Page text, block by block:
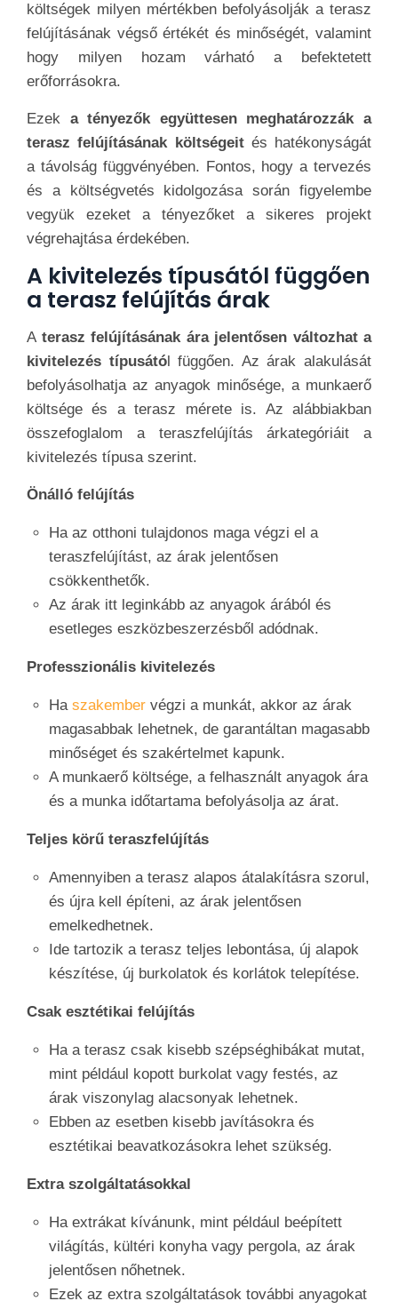
költségek milyen mértékben befolyásolják a terasz
felújításának végső értékét és minőségét, valamint
hogy milyen hozam várható a befektetett
erőforrásokra.
Ezek a tényezők együttesen meghatározzák a
terasz felújításának költségeités hatékonyságát
a távolság függvényében. Fontos, hogy a tervezés
és a költségvetés kidolgozása során figyelembe
vegyük ezeket a tényezőket a sikeres projekt
végrehajtása érdekében.
A kivitelezés típusától függően
a terasz felújítás árak
A terasz felújításának ára jelentősen változhat a
kivitelezés típusától függően. Az árak alakulását
befolyásolhatja az anyagok minősége, a munkaerő
költsége és a terasz mérete is. Az alábbiakban
összefoglalom a teraszfelújítás árkategóriáit a
kivitelezés típusa szerint.
Önálló felújítás
Ha az otthoni tulajdonos maga végzi el a
teraszfelújítást, az árak jelentősen
csökkenthetők.
Az árak itt leginkább az anyagok árából és
esetleges eszközbeszerzésből adódnak.
Professzionális kivitelezés
Ha szakember végzi a munkát, akkor az árak
magasabbak lehetnek, de garantáltan magasabb
minőséget és szakértelmet kapunk.
A munkaerő költsége, a felhasznált anyagok ára
és a munka időtartama befolyásolja az árat.
Teljes körű teraszfelújítás
Amennyiben a terasz alapos átalakításra szorul,
és újra kell építeni, az árak jelentősen
emelkedhetnek.
Ide tartozik a terasz teljes lebontása, új alapok
készítése, új burkolatok és korlátok telepítése.
Csak esztétikai felújítás
Ha a terasz csak kisebb szépséghibákat mutat,
mint például kopott burkolat vagy festés, az
árak viszonylag alacsonyak lehetnek.
Ebben az esetben kisebb javításokra és
esztétikai beavatkozásokra lehet szükség.
Extra szolgáltatásokkal
Ha extrákat kívánunk, mint például beépített
világítás, kültéri konyha vagy pergola, az árak
jelentősen nőhetnek.
Ezek az extra szolgáltatások további anyagokat